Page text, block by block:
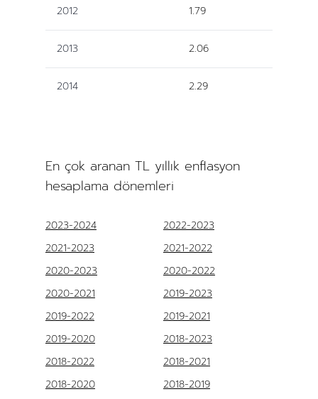
2012 1.79
2013 2.06
2014 2.29
En çok aranan TL yıllık enflasyon
hesaplama dönemleri
2023-2024
2022-2023
2021-2023
2021-2022
2020-2023
2020-2022
2020-2021
2019-2023
2019-2022
2019-2021
2019-2020
2018-2023
2018-2022
2018-2021
2018-2020
2018-2019